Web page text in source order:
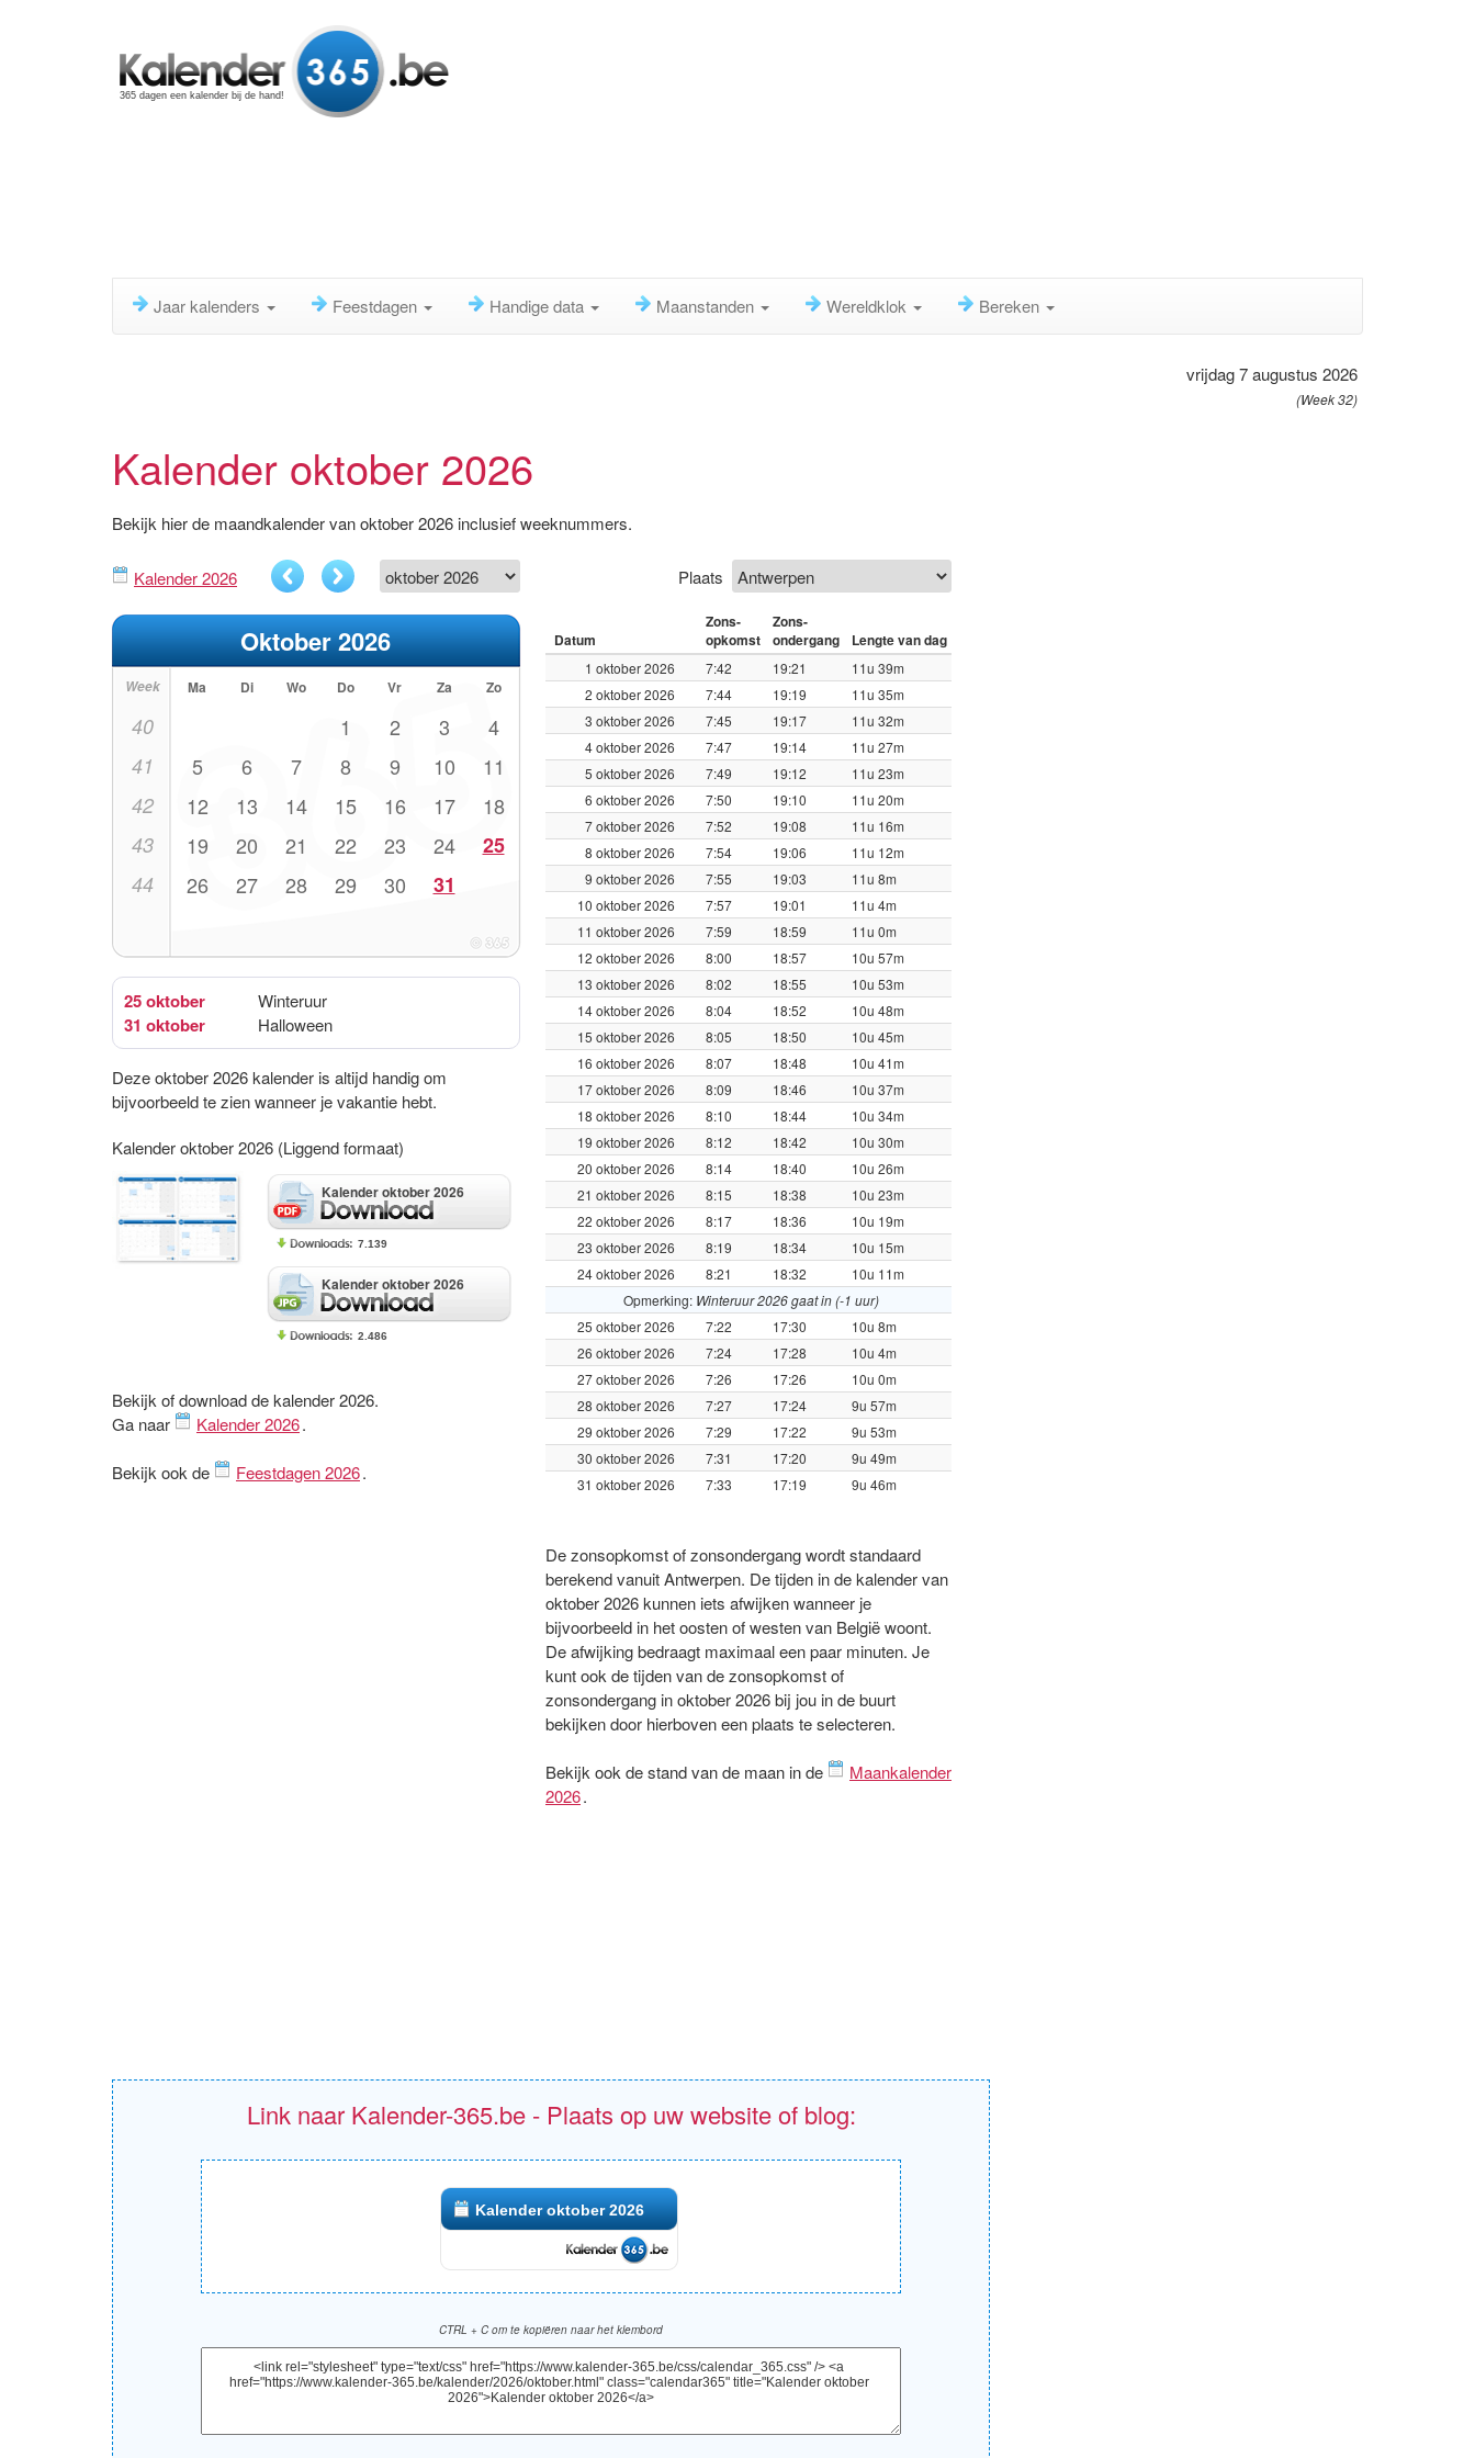
365 dagen een kalender bij de hand!
Jaar kalenders Feestdagen Handige data Maanstanden Wereldklok Bereken
vrijdag 7 augustus 2026
(Week 32)
Kalender oktober 2026
Bekijk hier de maandkalender van oktober 2026 inclusief weeknummers.
Kalender 2026
Oktober 2026
Week Ma Di Wo Do Vr Za Zo
40 1 2 3 4
41 5 6 7 8 9 10 11
42 12 13 14 15 16 17 18
43 19 20 21 22 23 24 25
44 26 27 28 29 30 31
25 oktober Winteruur
31 oktober Halloween
Deze oktober 2026 kalender is altijd handig om
bijvoorbeeld te zien wanneer je vakantie hebt.
Kalender oktober 2026 (Liggend formaat)
Kalender oktober 2026
7.139
Kalender oktober 2026
2.486
Bekijk of download de kalender 2026.
Ga naar
Kalender 2026.
Bekijk ook de Feestdagen 2026.
Plaats
Datum
Zons-
opkomst
Zons-
ondergang
Lengte van dag
1 oktober 2026 7:42 19:21
11u 39m
2 oktober 2026
7:44 19:19
11u 35m
3 oktober 2026
7:45 19:17
11u 32m
4 oktober 2026
7:47 19:14
11u 27m
5 oktober 2026
7:49 19:12
11u 23m
6 oktober 2026
7:50 19:10
11u 20m
7 oktober 2026
7:52 19:08
11u 16m
8 oktober 2026
7:54 19:06
11u 12m
9 oktober 2026
7:55 19:03
11u 8m
10 oktober 2026
7:57 19:01
11u 4m
11 oktober 2026
7:59 18:59
11u 0m
12 oktober 2026
8:00 18:57
10u 57m
13 oktober 2026
8:02 18:55
10u 53m
14 oktober 2026
8:04 18:52
10u 48m
15 oktober 2026
8:05 18:50
10u 45m
16 oktober 2026
8:07 18:48
10u 41m
17 oktober 2026
8:09 18:46
10u 37m
18 oktober 2026
8:10 18:44
10u 34m
19 oktober 2026
8:12 18:42
10u 30m
20 oktober 2026
8:14 18:40
10u 26m
21 oktober 2026
8:15 18:38
10u 23m
22 oktober 2026
8:17 18:36
10u 19m
23 oktober 2026
8:19 18:34
10u 15m
24 oktober 2026
8:21 18:32
10u 11m
Opmerking: Winteruur 2026 gaat in (-1 uur)
25 oktober 2026
7:22 17:30
10u 8m
26 oktober 2026
7:24 17:28
10u 4m
27 oktober 2026
7:26 17:26
10u 0m
28 oktober 2026
7:27 17:24
9u 57m
29 oktober 2026
7:29 17:22
9u 53m
30 oktober 2026
7:31 17:20
9u 49m
31 oktober 2026
7:33 17:19 9u 46m
De zonsopkomst of zonsondergang wordt standaard
berekend vanuit Antwerpen. De tijden in de kalender van
oktober 2026 kunnen iets afwijken wanneer je
bijvoorbeeld in het oosten of westen van België woont.
De afwijking bedraagt maximaal een paar minuten. Je
kunt ook de tijden van de zonsopkomst of
zonsondergang in oktober 2026 bij jou in de buurt
bekijken door hierboven een plaats te selecteren.
Bekijk ook de stand van de maan in de
Maankalender
2026.
Link naar Kalender-365.be - Plaats op uw website of blog:
Kalender oktober 2026
CTRL + C om te kopiëren naar het klembord